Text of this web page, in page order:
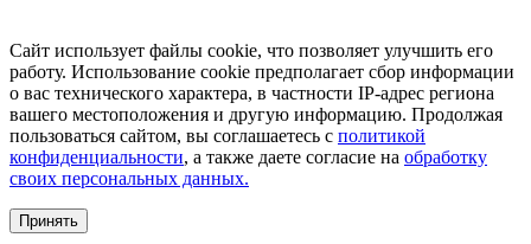
Сайт использует файлы cookie, что позволяет улучшить его
работу. Использование cookie предполагает сбор информации
о вас технического характера, в частности IP-адрес региона
вашего местоположения и другую информацию. Продолжая
пользоваться сайтом, вы соглашаетесь с политикой
конфиденциальности, а также даете согласие на обработку
своих персональных данных.
Принять